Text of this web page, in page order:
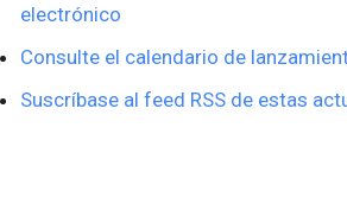
electrónico
Consulte el calendario de
Suscríbase al feed RSS de estas